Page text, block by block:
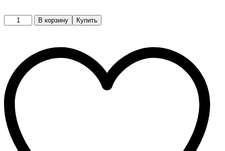
Обувь
quantity
В корзину Купить